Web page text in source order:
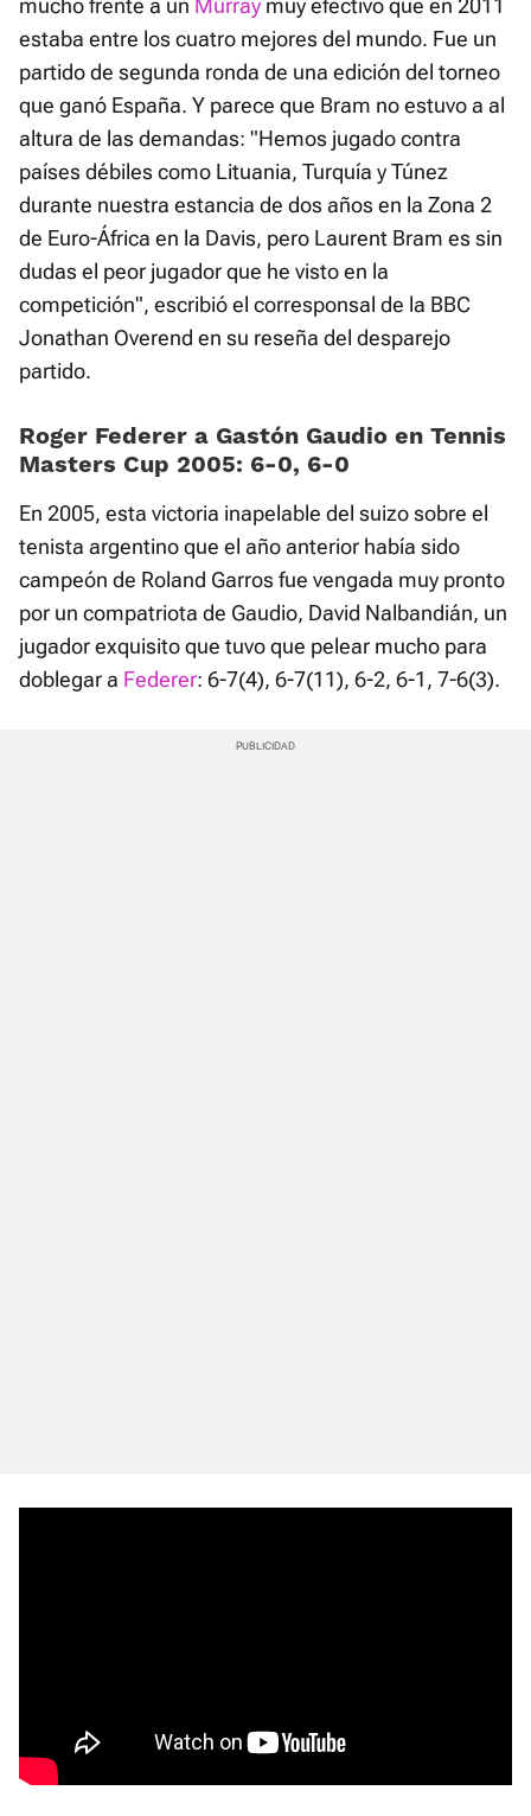
mucho frente a un Murray muy efectivo que en 2011
estaba entre los cuatro mejores del mundo. Fue un
partido de segunda ronda de una edición del torneo
que ganó España. Y parece que Bram no estuvo a al
altura de las demandas: "Hemos jugado contra
países débiles como Lituania, Turquía y Túnez
durante nuestra estancia de dos años en la Zona 2
de Euro-África en la Davis, pero Laurent Bram es sin
dudas el peor jugador que he visto en la
competición", escribió el corresponsal de la BBC
Jonathan Overend en su reseña del desparejo
partido.
Roger Federer a Gastón Gaudio en Tennis
Masters Cup 2005: 6-0, 6-0
En 2005, esta victoria inapelable del suizo sobre el
tenista argentino que el año anterior había sido
campeón de Roland Garros fue vengada muy pronto
por un compatriota de Gaudio, David Nalbandián, un
jugador exquisito que tuvo que pelear mucho para
doblegar a Federer: 6-7(4), 6-7(11), 6-2, 6-1, 7-6(3).